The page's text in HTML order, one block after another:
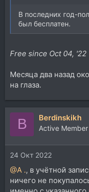
В последних год-
был бесплатен.
Free since Oct 04, '22
Месяца два назад
на глаза.
B Berdinskikh
Active Member
24 Окт 2022
@A ., в учётной
ничего не